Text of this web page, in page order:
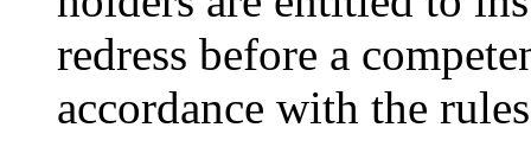
redress before a
accordance with the